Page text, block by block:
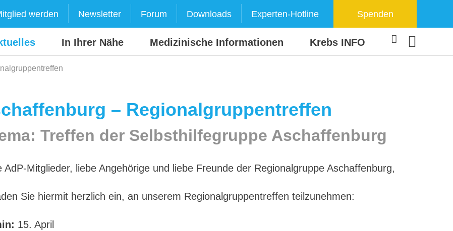
werden Newsletter Forum Downloads Experten-Hotline Spenden
In Ihrer Nähe Medizinische Informationen Krebs INFO
– Regionalgruppentreffen
Treffen der Selbsthilfegruppe Aschaffenburg
AdP-Mitglieder, liebe Angehörige und liebe Freunde der Regionalgruppe Aschaffenburg,
Sie hiermit herzlich ein, an unserem Regionalgruppentreffen teilzunehmen:
15. April